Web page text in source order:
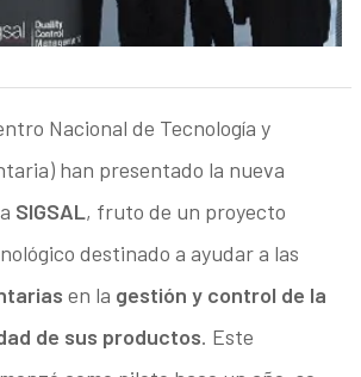
Nacional de Tecnología y
han presentado la nueva
SIGSAL, fruto de un proyecto
destinado a ayudar a las
en la gestión y control de la
de sus productos. Este